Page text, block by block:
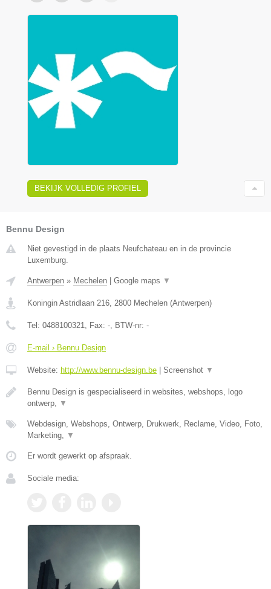
BEKIJK VOLLEDIG PROFIEL
Bennu Design
Niet gevestigd in de plaats Neufchateau en in de provincie
Luxemburg.
Antwerpen » Mechelen Google maps ▼
Koningin Astridlaan 216, 2800 Mechelen (Antwerpen)
Tel: 0488100321, Fax: -, BTW-nr: -
E-mail › Bennu Design
Website: http://www.bennu-design.be Screenshot ▼
Bennu Design is gespecialiseerd in websites, webshops, logo
ontwerp, ▼
Webdesign, Webshops, Ontwerp, Drukwerk, Reclame, Video, Foto,
Marketing, ▼
Er wordt gewerkt op afspraak.
Sociale media: